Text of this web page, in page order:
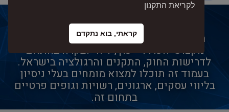
הנדסאי אדריכלות ועיצוב פנים
הנדסאי אדריכלות ועיצוב פנים הוא תחום
מקצועי הכולל ייעוץ, ליווי ובקרה בהתאם
לדרישות החוק, התקנים והרגולציה בישראל.
בעמוד זה תוכלו למצוא מומחים בעלי ניסיון
בליווי עסקים, ארגונים, רשויות וגופים פרטיים
בתחום זה.
חקלאות
לקריאת התקנון
קראתי, בוא נתקדם